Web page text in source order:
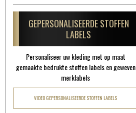
GEPERSONALISEERDE STOFFEN
LABELS
Personaliseer uw kleding met op maat
gemaakte bedrukte stoffen labels en geweven
merklabels
VIDEO GEPERSONALISEERDE STOFFEN LABELS